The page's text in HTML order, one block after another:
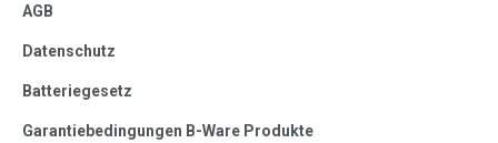
AGB
Datenschutz
Batteriegesetz
Garantiebedingungen B-Ware Produkte